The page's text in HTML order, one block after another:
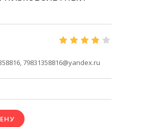
79831358816@yandex.ru